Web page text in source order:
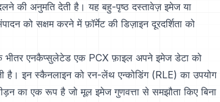
की अनुमति देती है। यह बहु-पृष्ठ दस्तावेज़ इमेज या
को सक्षम करने में फ़ॉर्मेट की डिज़ाइन दूरदर्शिता को
भीतर एनकैप्सुलेटेड एक PCX फ़ाइल अपने इमेज डेटा को
इन स्कैनलाइन को रन-लेंथ एन्कोडिंग (RLE) का उपयोग
का एक रूप है जो मूल इमेज गुणवत्ता से समझौता किए बिना